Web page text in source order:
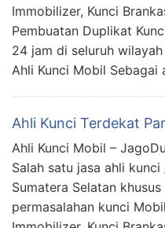
Immobilizer, Kunci
Pembuatan Duplikat
24 jam di seluruh
Ahli Kunci Mobil Sebagai
Ahli Kunci Terdekat
Ahli Kunci Mobil –
Salah satu jasa ahli
Sumatera Selatan
permasalahan kunci